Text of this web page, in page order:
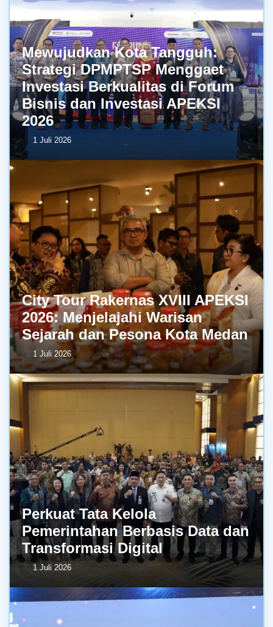
Mewujudkan Kota Tangguh:
Strategi DPMPTSP Menggaet
Investasi Berkualitas di Forum
Bisnis dan Investasi APEKSI
2026
1 Juli 2026
City Tour Rakernas XVIII APEKSI
2026: Menjelajahi Warisan
Sejarah dan Pesona Kota Medan
1 Juli 2026
Perkuat Tata Kelola
Pemerintahan Berbasis Data dan
Transformasi Digital
1 Juli 2026